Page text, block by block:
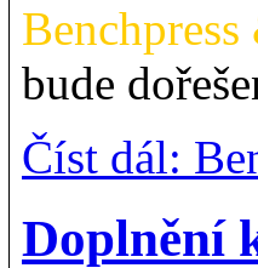
bude
Číst dál:
Doplnění